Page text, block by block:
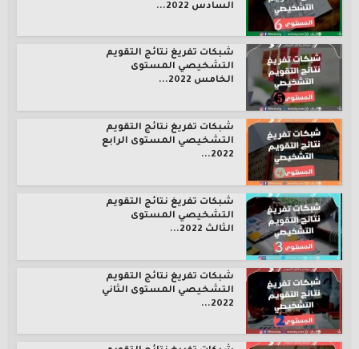
السادس 2022...
شبكات تفريغ نتائج التقويم
التشخيصي المستوى
الخامس 2022...
شبكات تفريغ نتائج التقويم
التشخيصي المستوى الرابع
2022...
شبكات تفريغ نتائج التقويم
التشخيصي المستوى
الثالث 2022...
شبكات تفريغ نتائج التقويم
التشخيصي المستوى الثاني
2022...